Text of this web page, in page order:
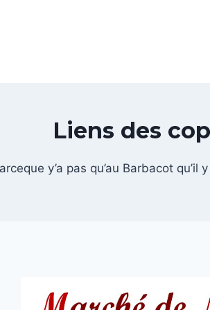
Liens des
y’a pas qu’au Barbacot